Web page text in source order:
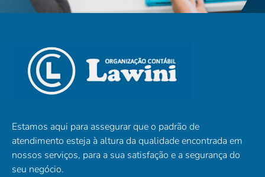
Estamos aqui para assegurar que o padrão de
atendimento esteja à altura da qualidade encontrada em
nossos serviços, para a sua satisfação e a segurança do
seu negócio.